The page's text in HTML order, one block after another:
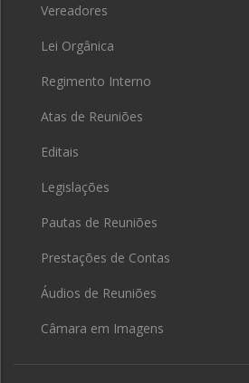
Vereadores
Lei Orgânica
Regimento Interno
Atas de Reuniões
Editais
Legislações
Pautas de Reuniões
Prestações de Contas
Áudios de Reuniões
Câmara em Imagens